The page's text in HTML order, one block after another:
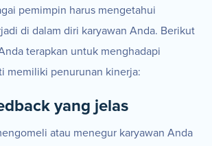
pemimpin harus mengetahui
di dalam diri karyawan Anda. Berikut
terapkan untuk menghadapi
memiliki penurunan kinerja:
yang jelas
atau menegur karyawan Anda